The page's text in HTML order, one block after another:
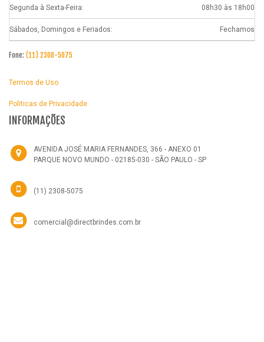
Segunda à Sexta-Feira: 08h30 às 18h00
Sábados, Domingos e Feriados: Fechamos
Fone: (11) 2308-5075
Termos de Uso
Politicas de Privacidade
INFORMAÇÕES
AVENIDA JOSÉ MARIA FERNANDES, 366 - ANEXO 01
PARQUE NOVO MUNDO - 02185-030 - SÃO PAULO - SP
(11) 2308-5075
comercial@directbrindes.com.br